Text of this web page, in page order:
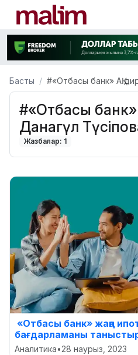
Басты #«Отбасы банк» АҚ
#«Отбасы банк»
Данагүл
Жазбалар: 1
«Отбасы банк» жаңа
бағдарламаны
Аналитика•28 наурыз, 2023